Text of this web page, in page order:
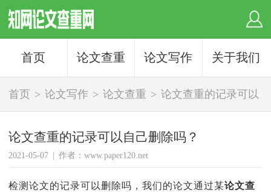
首页 论文查重 论文写作 关于我们
首页 > 论文写作 > 论文查重 > 论文查重的记录可以
自己删除吗？
论文查重的记录可以自己删除吗？
2021-05-07 作者：www.paper120.net
检测论文的记录可以删除吗，我们的论文通过某论文查